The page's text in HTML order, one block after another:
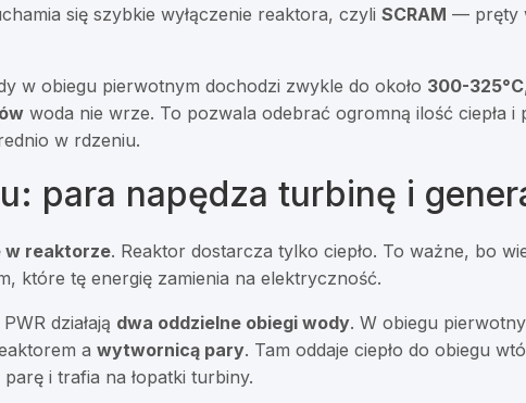
się szybkie wyłączenie reaktora, czyli SCRAM — pręty
w obiegu pierwotnym dochodzi zwykle do około 300-325°C
woda nie wrze. To pozwala odebrać ogromną ilość ciepła i
w rdzeniu.
para napędza turbinę i
w reaktorze. Reaktor dostarcza tylko ciepło. To ważne, bo
które tę energię zamienia na elektryczność.
działają dwa oddzielne obiegi wody. W obiegu
a wytwornicą pary. Tam oddaje ciepło do obiegu
i trafia na łopatki turbiny.